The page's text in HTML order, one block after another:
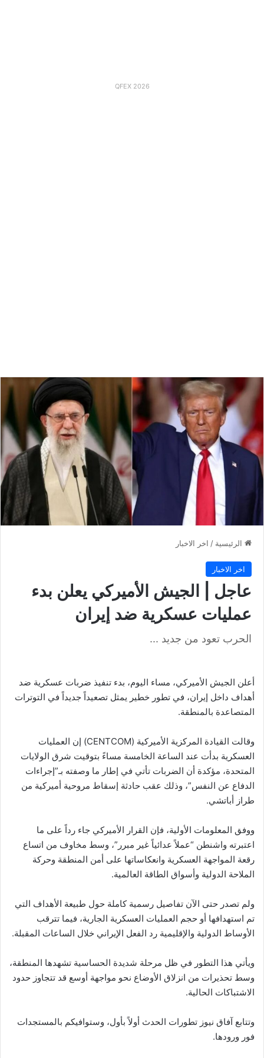
QFEX 2026
الرئيسية / اخر الاخبار
اخر الاخبار
عاجل | الجيش الأميركي يعلن بدء
عمليات عسكرية ضد إيران
الحرب تعود من جديد ...
أعلن الجيش الأميركي، مساء اليوم، بدء تنفيذ ضربات عسكرية ضد
أهداف داخل إيران، في تطور خطير يمثل تصعيداً جديداً في التوترات
المتصاعدة بالمنطقة.
وقالت القيادة المركزية الأميركية (CENTCOM) إن العمليات
العسكرية بدأت عند الساعة الخامسة مساءً بتوقيت شرق الولايات
المتحدة، مؤكدة أن الضربات تأتي في إطار ما وصفته بـ”إجراءات
الدفاع عن النفس”، وذلك عقب حادثة إسقاط مروحية أميركية من
طراز أباتشي.
ووفق المعلومات الأولية، فإن القرار الأميركي جاء رداً على ما
اعتبرته واشنطن “عملاً عدائياً غير مبرر”، وسط مخاوف من اتساع
رقعة المواجهة العسكرية وانعكاساتها على أمن المنطقة وحركة
الملاحة الدولية وأسواق الطاقة العالمية.
ولم تصدر حتى الآن تفاصيل رسمية كاملة حول طبيعة الأهداف التي
تم استهدافها أو حجم العمليات العسكرية الجارية، فيما تترقب
الأوساط الدولية والإقليمية رد الفعل الإيراني خلال الساعات المقبلة.
ويأتي هذا التطور في ظل مرحلة شديدة الحساسية تشهدها المنطقة،
وسط تحذيرات من انزلاق الأوضاع نحو مواجهة أوسع قد تتجاوز حدود
الاشتباكات الحالية.
وتتابع آفاق نيوز تطورات الحدث أولاً بأول، وستوافيكم بالمستجدات
فور ورودها.